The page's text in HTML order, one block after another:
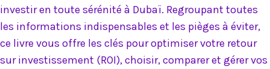
investir en toute sérénité à Dubaï. Regroupant toutes
les informations indispensables et les pièges à éviter,
ce livre vous offre les clés pour optimiser votre retour
sur investissement (ROI), choisir, comparer et gérer vos